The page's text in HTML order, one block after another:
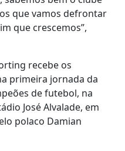
que vamos defrontar
que crescemos”,
recebe os
primeira jornada da
de futebol, na
José Alvalade, em
polaco Damian